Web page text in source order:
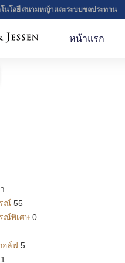
คโนโลยี สนามหญ้าและระบบชลประทาน
หน้าแรก
ณ์ 55
ณ์พิเศษ 0
อล์ฟ 5